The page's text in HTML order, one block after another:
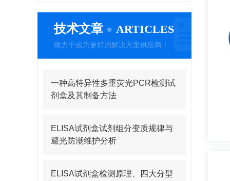
技术文章 ARTICLES
致力于成为更好的解决方案供应商！
一种高特异性多重荧光PCR检测试
剂盒及其制备方法
ELISA试剂盒试剂组分变质规律与
避光防潮维护分析
ELISA试剂盒检测原理、四大分型